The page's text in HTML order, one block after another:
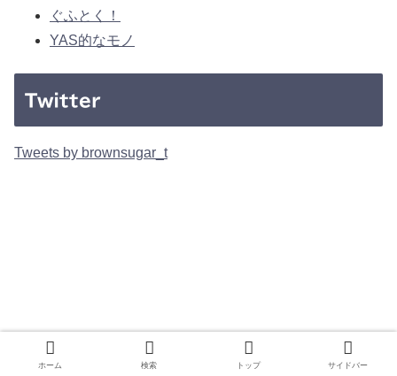
ぐふとく！
YAS的なモノ
Twitter
Tweets by brownsugar_t
ホーム 検索 トップ サイドバー